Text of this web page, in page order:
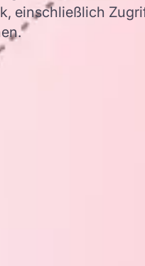
einschließlich